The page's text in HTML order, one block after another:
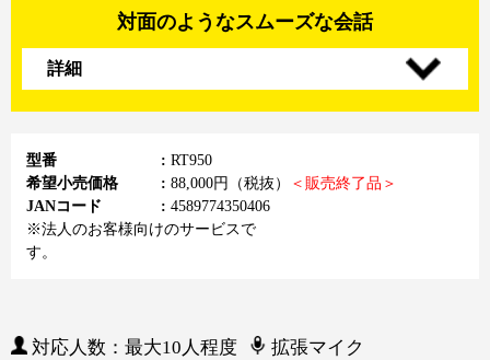
対面のようなスムーズな会話
詳細
型番
RT950
希望小売価格
88,000円（税抜）
＜販売終了品＞
JANコード
4589774350406
※法人のお客様向けのサービスで
す。
対応人数：最大10人程度
拡張マイク